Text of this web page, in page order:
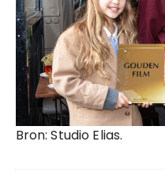
Bron: Studio Elias.